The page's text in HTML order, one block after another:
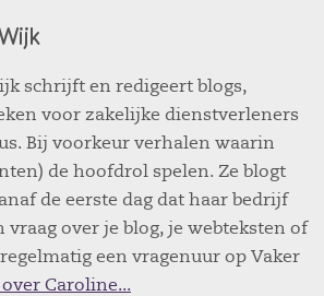
schrijft en redigeert blogs,
voor zakelijke dienstverleners
Bij voorkeur verhalen waarin
de hoofdrol spelen. Ze blogt
de eerste dag dat haar bedrijf
vraag over je blog, je webteksten of
een vragenuur op Vaker
Caroline...